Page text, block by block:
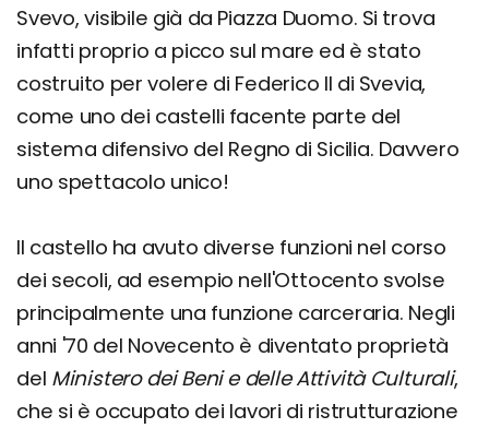
Svevo, visibile già da Piazza Duomo. Si trova
infatti proprio a picco sul mare ed è stato
costruito per volere di Federico II di Svevia,
come uno dei castelli facente parte del
sistema difensivo del Regno di Sicilia. Davvero
uno spettacolo unico!
Il castello ha avuto diverse funzioni nel corso
dei secoli, ad esempio nell'Ottocento svolse
principalmente una funzione carceraria. Negli
anni '70 del Novecento è diventato proprietà
del Ministero dei Beni e delle Attività Culturali,
che si è occupato dei lavori di ristrutturazione